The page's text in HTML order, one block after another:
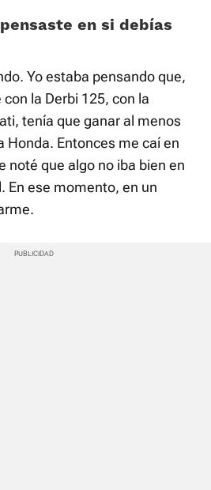
en si debías
Yo estaba pensando que,
la Derbi 125, con la
tenía que ganar al menos
Honda. Entonces me caí en
noté que algo no iba bien en
En ese momento, en un